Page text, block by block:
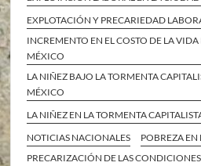
EXPLOTACIÓN Y PRECARIEDAD
INCREMENTO EN EL COSTO DE LA
MÉXICO
LA NIÑEZ BAJO LA TORMENTA
MÉXICO
LA NIÑEZ EN LA TORMENTA
NOTICIAS NACIONALES
POBREZA
PRECARIZACIÓN DE LAS